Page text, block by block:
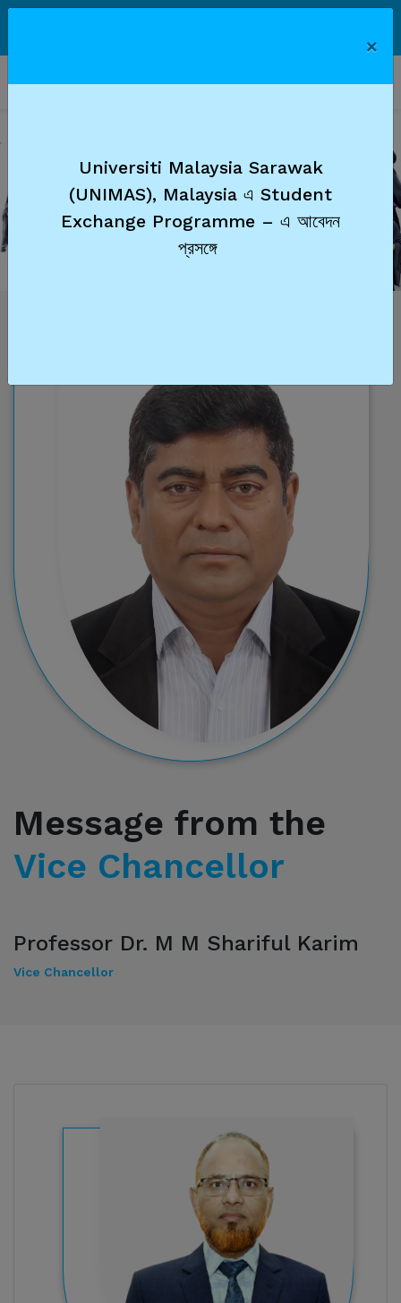
Previous Next
Message from the
Vice Chancellor
Professor Dr. M M Shariful Karim
Vice Chancellor
×
Universiti Malaysia Sarawak
(UNIMAS), Malaysia এ Student
Exchange Programme – এ আবেদন
প্রসঙ্গে